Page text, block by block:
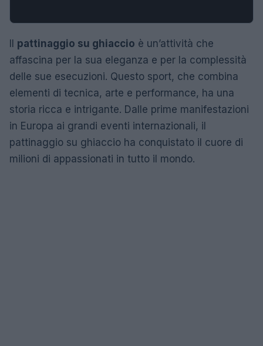
Il pattinaggio su ghiaccio è un’attività che
affascina per la sua eleganza e per la complessità
delle sue esecuzioni. Questo sport, che combina
elementi di tecnica, arte e performance, ha una
storia ricca e intrigante. Dalle prime manifestazioni
in Europa ai grandi eventi internazionali, il
pattinaggio su ghiaccio ha conquistato il cuore di
milioni di appassionati in tutto il mondo.